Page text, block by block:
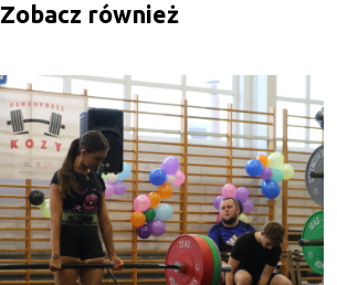
Zobacz również